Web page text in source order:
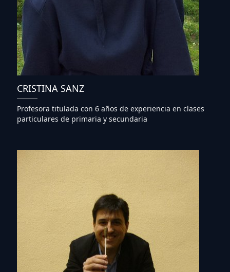
CRISTINA SANZ
Profesora titulada con 6 años de experiencia en clases
particulares de primaria y secundaria